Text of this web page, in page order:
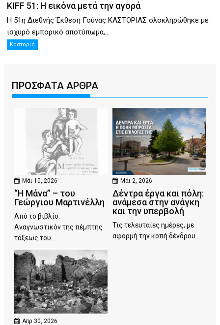
KIFF 51: Η εικόνα μετά την αγορά
Η 51η Διεθνής Έκθεση Γούνας ΚΑΣΤΟΡΙΑΣ ολοκληρώθηκε με
ισχυρό εμπορικό αποτύπωμα,...
Καστοριά
ΠΡΟΣΦΑΤΑ ΑΡΘΡΑ
Μάι 10, 2026
“Η Μάνα” – του
Γεώργιου Μαρτινέλλη
Από το βιβλίο:
Αναγνωστικόν της πέμπτης
τάξεως του...
Μάι 2, 2026
Δέντρα έργα και πόλη:
ανάμεσα στην ανάγκη
και την υπερβολή
Τις τελευταίες ημέρες, με
αφορμή την κοπή δένδρου...
Απρ 30, 2026